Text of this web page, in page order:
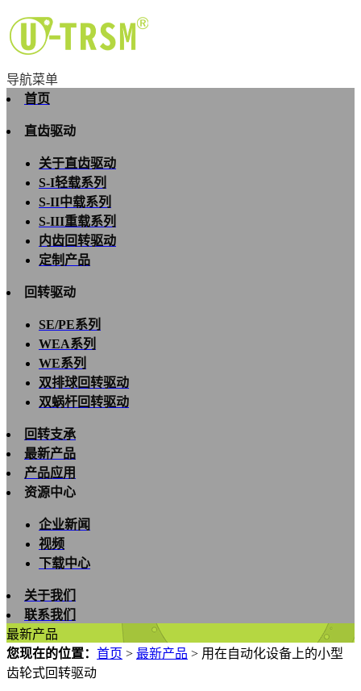
导航菜单
首页
直齿驱动
关于直齿驱动
S-I轻载系列
S-II中载系列
S-III重载系列
内齿回转驱动
定制产品
回转驱动
SE/PE系列
WEA系列
WE系列
双排球回转驱动
双蜗杆回转驱动
回转支承
最新产品
产品应用
资源中心
企业新闻
视频
下载中心
关于我们
联系我们
最新产品
您现在的位置： 首页 > 最新产品 > 用在自动化设备上的小型
齿轮式回转驱动